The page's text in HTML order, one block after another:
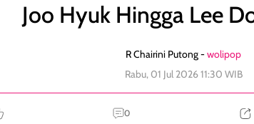
Joo Hyuk Hingga Lee
R Chairini Putong -wolipop
Rabu, 01 Jul 2026 11:30 WIB
0